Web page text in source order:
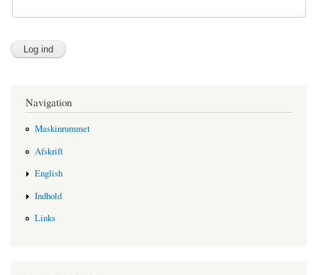
Navigation
Maskinrummet
Afskrift
English
Indhold
Links